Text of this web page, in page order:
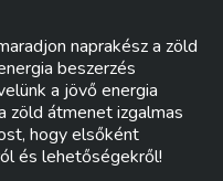
naprakész a zöld
beszerzés
a jövő energia
zöld átmenet izgalmas
hogy elsőként
és lehetőségekről!